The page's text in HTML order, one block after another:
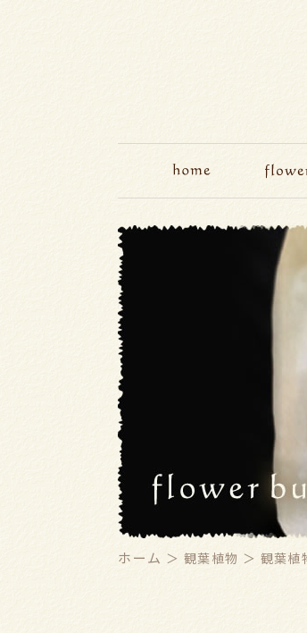
ホーム ＞ 観葉植物 ＞ 観葉植